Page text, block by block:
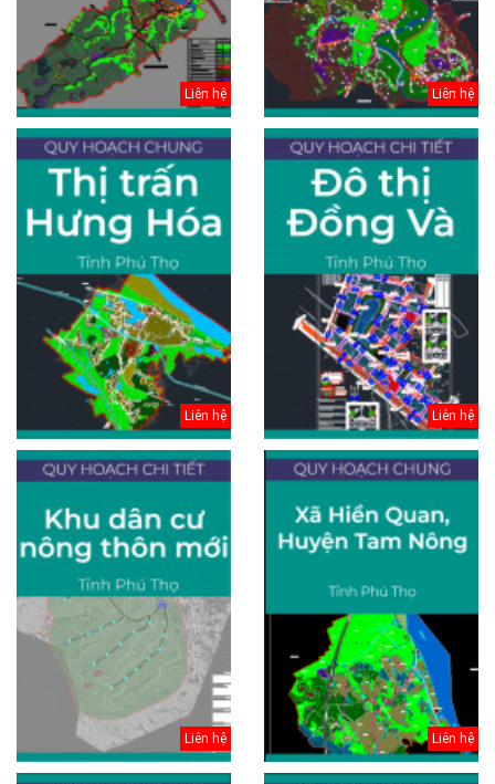
Liên hệ Liên hệ
Liên hệ Liên hệ
Liên hệ Liên hệ